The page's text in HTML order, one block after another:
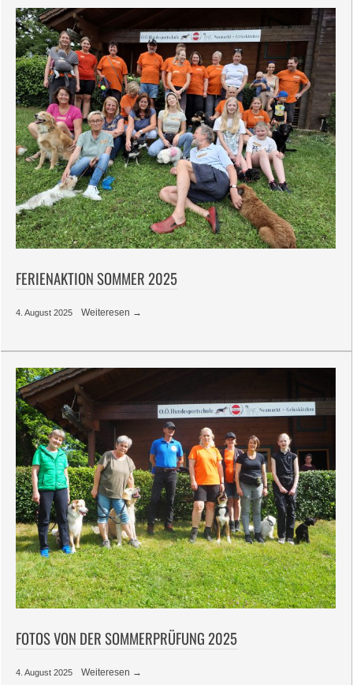
FERIENAKTION SOMMER 2025
4. August 2025 Weiteresen →
FOTOS VON DER SOMMERPRÜFUNG 2025
4. August 2025 Weiteresen →